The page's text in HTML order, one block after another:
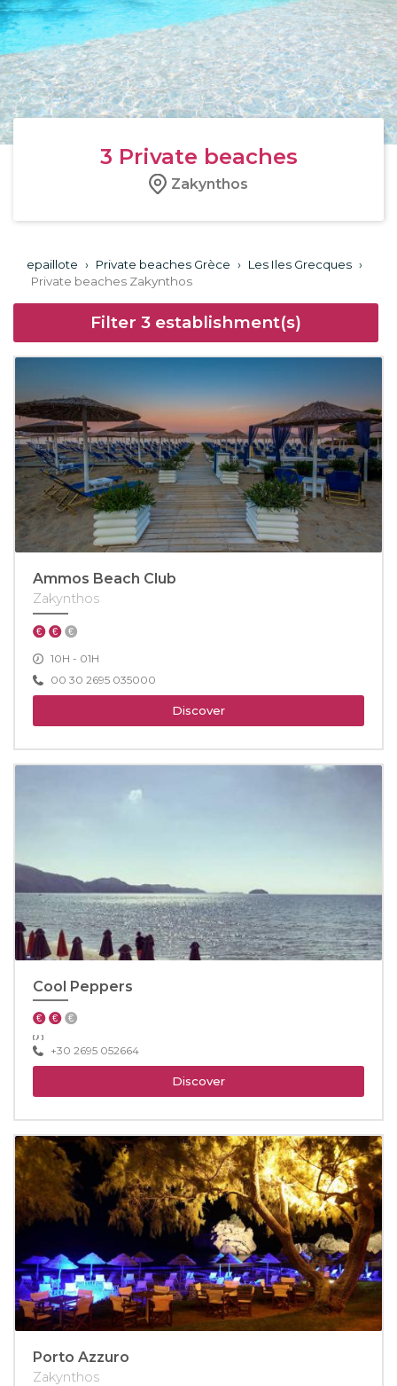
3 Private beaches
Zakynthos
epaillote › Private beaches Grèce › Les Iles Grecques ›
Private beaches Zakynthos
Filter 3establishment(s)
Ammos Beach Club
Zakynthos
10H - 01H
00 30 2695 035000
Discover
Cool Peppers
+30 2695 052664
Discover
Porto Azzuro
Zakynthos